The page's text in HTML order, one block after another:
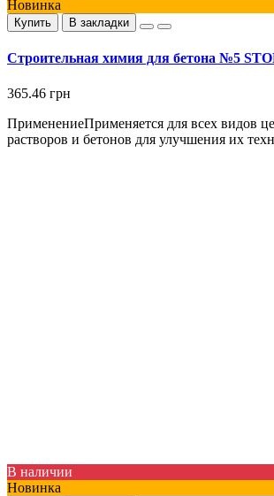
Новинка
Купить В закладки
Строительная химия для бетона №5
365.46 грн
ПрименениеПрименяется для всех видов
растворов и бетонов для улучшения их
В наличии
Новинка